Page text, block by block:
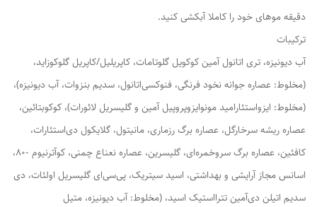
دقیقه موهای خود را کاملا آبکشی کنید.
ترکیبات
آب دیونیزه، تری اتانول آمین کوکویل گلوتامات، کاپریلیل/کاپریل گلوکوزاید،
(مخلوط: عصاره جوانه نخود فرنگی، فنوکسی‌اتانول، سدیم بنزوات، آب دیونیزه)،
(مخلوط: ایزواستئارامید مونوایزوپروپیل آمین و گلیسریل لائورات)، کوکوبتائین،
عصاره ریشه سرخارگل، عصاره برگ رزماری، مانیتول، گلایکول دی‌استئارات،
کافئین، عصاره برگ سروخمره‌ای، گلیسرین، عصاره نعناع چمنی، کوآترنیوم -80،
اسانس مجاز آرایشی و بهداشتی، اسید سیتریک، پی‌سی‌ای گلیسریل اولئات، دی
سدیم اتیلن دی‌آمین تترااستیک اسید، (مخلوط: آب دیونیزه، متیل